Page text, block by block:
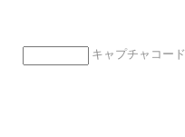
キャプチャコード